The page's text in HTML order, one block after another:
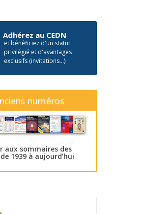
Adhérez au CEDN
et bénéficiez d'un statut
privilégié et d'avantages
exclusifs (invitations...)
numéros
aux sommaires des
1939 à aujourd’hui